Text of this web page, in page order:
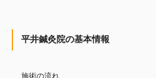
平井鍼灸院の基本情報
施術の流れ